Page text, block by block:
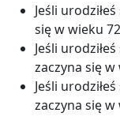
Jeśli
się w wieku
Jeśli
zaczyna się
Jeśli
zaczyna się